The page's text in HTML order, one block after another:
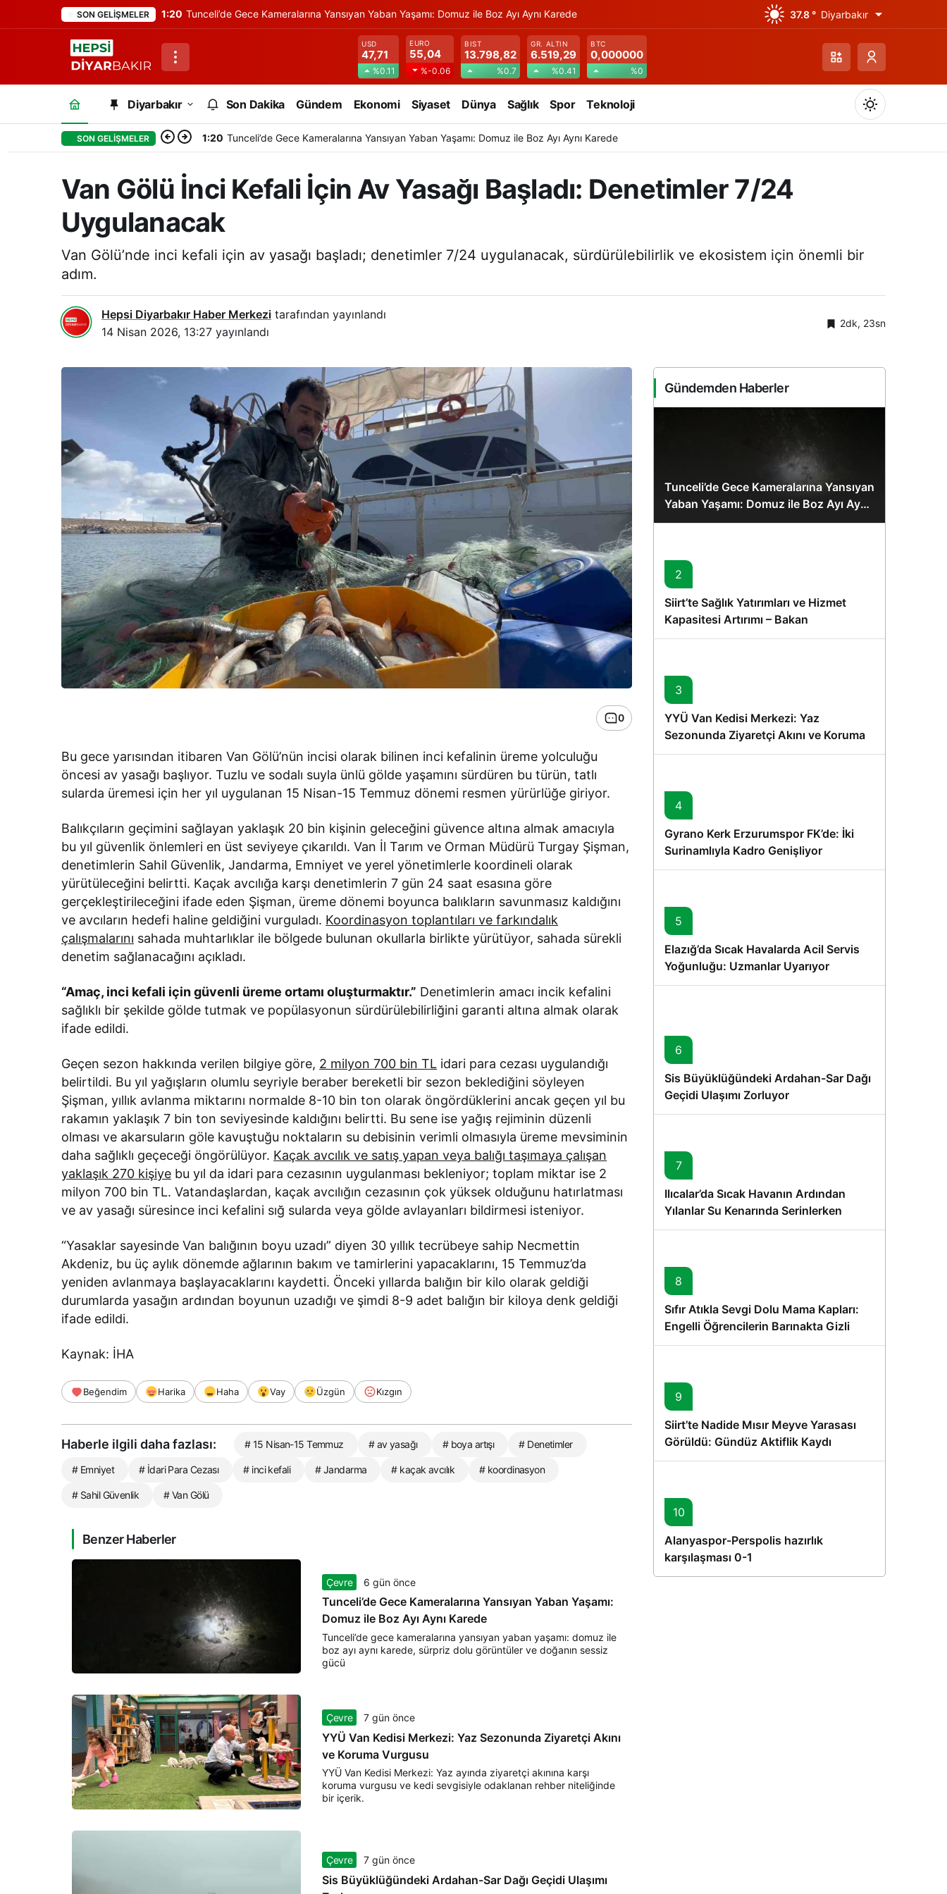
SON GELIŞMELER 1:20 Tunceli’de Gece Kameralarına Yansıyan Yaban Yaşamı: Domuz ile Boz Ayı Aynı Karede 37.8 ° Diyarbakır
USD
47,71
%0.11
EURO
55,04
%-0.06
BIST
13.798,82
%0.7
GR. ALTIN
6.519,29
%0.41
BTC
0,000000
%0
Diyarbakır Son Dakika Gündem Ekonomi Siyaset Dünya Sağlık Spor Teknoloji
SON GELIŞMELER 1:20 Tunceli’de Gece Kameralarına Yansıyan Yaban Yaşamı: Domuz ile Boz Ayı Aynı Karede
Van Gölü İnci Kefali İçin Av Yasağı Başladı: Denetimler 7/24
Uygulanacak
Van Gölü’nde inci kefali için av yasağı başladı; denetimler 7/24 uygulanacak, sürdürülebilirlik ve ekosistem için önemli bir
adım.
Hepsi Diyarbakır Haber Merkezi tarafından yayınlandı
14 Nisan 2026, 13:27 yayınlandı
2dk, 23sn
0
Bu gece yarısından itibaren Van Gölü’nün incisi olarak bilinen inci kefalinin üreme yolculuğu
öncesi av yasağı başlıyor. Tuzlu ve sodalı suyla ünlü gölde yaşamını sürdüren bu türün, tatlı
sularda üremesi için her yıl uygulanan 15 Nisan-15 Temmuz dönemi resmen yürürlüğe giriyor.
Balıkçıların geçimini sağlayan yaklaşık 20 bin kişinin geleceğini güvence altına almak amacıyla
bu yıl güvenlik önlemleri en üst seviyeye çıkarıldı. Van İl Tarım ve Orman Müdürü Turgay Şişman,
denetimlerin Sahil Güvenlik, Jandarma, Emniyet ve yerel yönetimlerle koordineli olarak
yürütüleceğini belirtti. Kaçak avcılığa karşı denetimlerin 7 gün 24 saat esasına göre
gerçekleştirileceğini ifade eden Şişman, üreme dönemi boyunca balıkların savunmasız kaldığını
ve avcıların hedefi haline geldiğini vurguladı. Koordinasyon toplantıları ve farkındalık
çalışmalarını sahada muhtarlıklar ile bölgede bulunan okullarla birlikte yürütüyor, sahada sürekli
denetim sağlanacağını açıkladı.
“Amaç, inci kefali için güvenli üreme ortamı oluşturmaktır.” Denetimlerin amacı incik kefalini
sağlıklı bir şekilde gölde tutmak ve popülasyonun sürdürülebilirliğini garanti altına almak olarak
ifade edildi.
Geçen sezon hakkında verilen bilgiye göre, 2 milyon 700 bin TL idari para cezası uygulandığı
belirtildi. Bu yıl yağışların olumlu seyriyle beraber bereketli bir sezon beklediğini söyleyen
Şişman, yıllık avlanma miktarını normalde 8-10 bin ton olarak öngördüklerini ancak geçen yıl bu
rakamın yaklaşık 7 bin ton seviyesinde kaldığını belirtti. Bu sene ise yağış rejiminin düzenli
olması ve akarsuların göle kavuştuğu noktaların su debisinin verimli olmasıyla üreme mevsiminin
daha sağlıklı geçeceği öngörülüyor. Kaçak avcılık ve satış yapan veya balığı taşımaya çalışan
yaklaşık 270 kişiye bu yıl da idari para cezasının uygulanması bekleniyor; toplam miktar ise 2
milyon 700 bin TL. Vatandaşlardan, kaçak avcılığın cezasının çok yüksek olduğunu hatırlatması
ve av yasağı süresince inci kefalini sığ sularda veya gölde avlayanları bildirmesi isteniyor.
“Yasaklar sayesinde Van balığının boyu uzadı” diyen 30 yıllık tecrübeye sahip Necmettin
Akdeniz, bu üç aylık dönemde ağlarının bakım ve tamirlerini yapacaklarını, 15 Temmuz’da
yeniden avlanmaya başlayacaklarını kaydetti. Önceki yıllarda balığın bir kilo olarak geldiği
durumlarda yasağın ardından boyunun uzadığı ve şimdi 8-9 adet balığın bir kiloya denk geldiği
ifade edildi.
Kaynak: İHA
Beğendim Harika Haha Vay Üzgün Kızgın
Haberle ilgili daha fazlası: # 15 Nisan-15 Temmuz # av yasağı # boya artışı # Denetimler
# Emniyet # İdari Para Cezası # inci kefali # Jandarma # kaçak avcılık # koordinasyon
# Sahil Güvenlik # Van Gölü
Benzer Haberler
Çevre 6 gün önce
Tunceli’de Gece Kameralarına Yansıyan Yaban Yaşamı:
Domuz ile Boz Ayı Aynı Karede
Tunceli’de gece kameralarına yansıyan yaban yaşamı: domuz ile
boz ayı aynı karede, sürpriz dolu görüntüler ve doğanın sessiz
gücü
Çevre 7 gün önce
YYÜ Van Kedisi Merkezi: Yaz Sezonunda Ziyaretçi Akını
ve Koruma Vurgusu
YYÜ Van Kedisi Merkezi: Yaz ayında ziyaretçi akınına karşı
koruma vurgusu ve kedi sevgisiyle odaklanan rehber niteliğinde
bir içerik.
Çevre 7 gün önce
Sis Büyüklüğündeki Ardahan-Sar Dağı Geçidi Ulaşımı
Gündemden Haberler
Tunceli’de Gece Kameralarına Yansıyan
Yaban Yaşamı: Domuz ile Boz Ayı Aynı
Karede
2
Siirt’te Sağlık Yatırımları ve Hizmet
Kapasitesi Artırımı – Bakan
Memişoğlu’nun Ziyareti
3
YYÜ Van Kedisi Merkezi: Yaz
Sezonunda Ziyaretçi Akını ve Koruma
Vurgusu
4
Gyrano Kerk Erzurumspor FK’de: İki
Surinamlıyla Kadro Genişliyor
5
Elazığ’da Sıcak Havalarda Acil Servis
Yoğunluğu: Uzmanlar Uyarıyor
6
Sis Büyüklüğündeki Ardahan-Sar Dağı
Geçidi Ulaşımı Zorluyor
7
Ilıcalar’da Sıcak Havanın Ardından
Yılanlar Su Kenarında Serinlerken
Görüntülendi
8
Sıfır Atıkla Sevgi Dolu Mama Kapları:
Engelli Öğrencilerin Barınakta Gizli
Dostları İçin Gönüllü Proje
9
Siirt’te Nadide Mısır Meyve Yarasası
Görüldü: Gündüz Aktiflik Kaydı
10
Alanyaspor-Perspolis hazırlık
karşılaşması 0-1